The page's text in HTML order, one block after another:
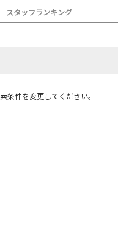
スタッフランキング
条件を変更してください。